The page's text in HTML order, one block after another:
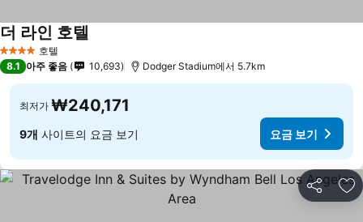
4 성급 호텔
더 라인 호텔
8.1 아주 좋음 10,693 Dodger Stadium에서 5.7km
최저가 ₩240,171
9개 사이트의 요금 보기 요금 보기
공유 즐